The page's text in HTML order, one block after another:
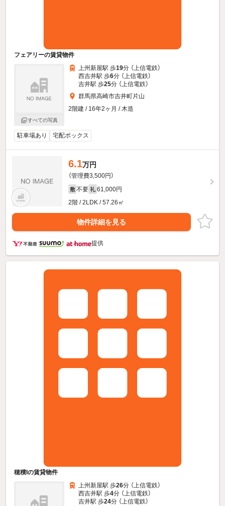
フェアリーの賃貸物件
すべての写真
上州新屋駅 歩19分 （上信電鉄）
西吉井駅 歩6分 （上信電鉄）
吉井駅 歩25分 （上信電鉄）
群馬県高崎市吉井町片山
2階建 / 16年2ヶ月 / 木造
駐車場あり 宅配ボックス
6.1万円
（管理費3,500円）
敷 不要 礼 61,000円
2階 / 2LDK / 57.26㎡
物件詳細を見る
提供
穂積Iの賃貸物件
上州新屋駅 歩26分 （上信電鉄）
西吉井駅 歩4分 （上信電鉄）
吉井駅 歩24分 （上信電鉄）